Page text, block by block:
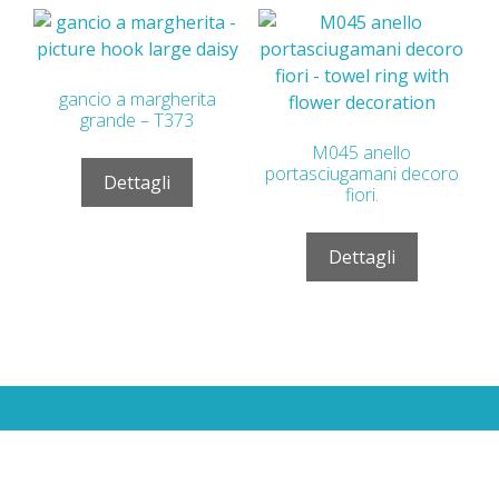
gancio a margherita
grande – T373
Dettagli
M045 anello
portasciugamani decoro
fiori.
Dettagli